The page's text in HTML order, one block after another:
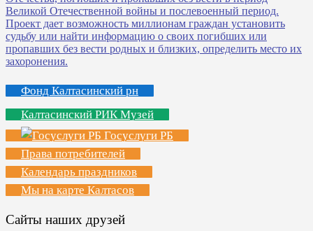
Фонд Калтасинский рн
Калтасинский РИК Музей
Госуслуги РБ
Права потребителей
Календарь праздников
Мы на карте Калтасов
Сайты наших друзей